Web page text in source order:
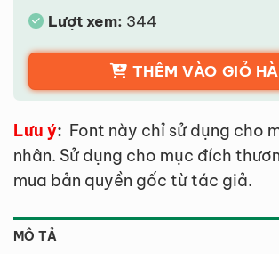
Lượt xem: 344
THÊM VÀO GIỎ
Lưu ý: Font này chỉ sử dụng cho
nhân. Sử dụng cho mục đích
mua bản quyền gốc từ tác giả.
MÔ TẢ